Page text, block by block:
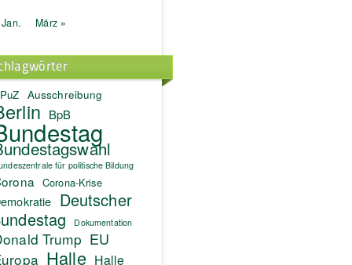
März »
Ausschreibung
BpB
für politische Bildung
Corona-Krise
Deutscher
Dokumentation
Trump EU
Halle Halle